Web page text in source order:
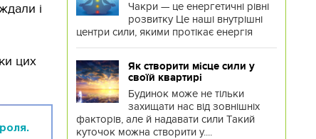
і
цих
Чакри — це енергетичні рівні
розвитку Це наші внутрішні
центри сили, якими протікає енергія
Як створити місце сили у
своїй квартирі
Будинок може не тільки
захищати нас від зовнішніх
факторів, але й надавати сили Такий
куточок можна створити у....